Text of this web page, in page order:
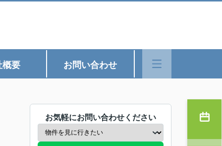
概要 お問い合わせ
お気軽にお問い合わせください